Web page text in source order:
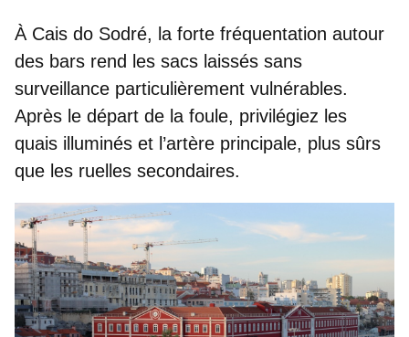
À Cais do Sodré, la forte fréquentation autour
des bars rend les sacs laissés sans
surveillance particulièrement vulnérables.
Après le départ de la foule, privilégiez les
quais illuminés et l’artère principale, plus sûrs
que les ruelles secondaires.